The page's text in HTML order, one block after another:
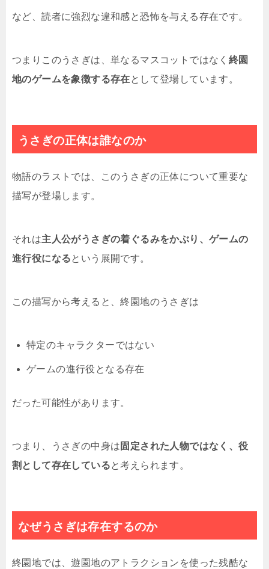
など、読者に強烈な違和感と恐怖を与える存在です。
つまりこのうさぎは、単なるマスコットではなく 終園
地のゲームを象徴する存在として登場しています。
うさぎの正体は誰なのか
物語のラストでは、このうさぎの正体について重要な
描写が登場します。
それは主人公がうさぎの着ぐるみをかぶり、ゲームの
進行役になるという展開です。
この描写から考えると、終園地のうさぎは
特定のキャラクターではない
ゲームの進行役となる存在
だった可能性があります。
つまり、うさぎの中身は 固定された人物ではなく、役
割として存在していると考えられます。
なぜうさぎは存在するのか
終園地では、遊園地のアトラクションを使った残酷な